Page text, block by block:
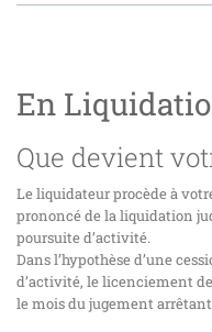
En
Que devient
Le liquidateur procède à
prononcé de la liquidation
poursuite d’activité.
Dans l’hypothèse d’une
d’activité, le licenciement
le mois du jugement